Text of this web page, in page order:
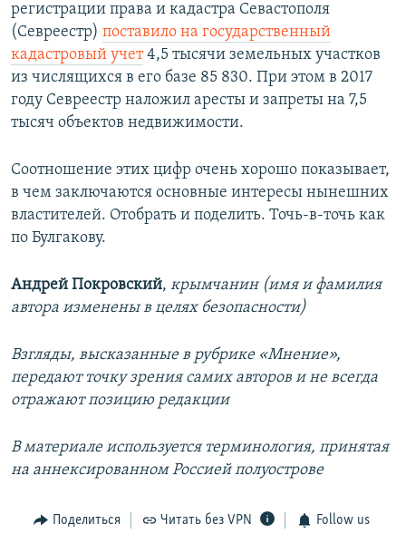
регистрации права и кадастра Севастополя
(Севреестр) поставило на государственный
кадастровый учет4,5 тысячи земельных участков
из числящихся в его базе 85 830. При этом в 2017
году Севреестр наложил аресты и запреты на 7,5
тысяч объектов недвижимости.
Соотношение этих цифр очень хорошо показывает,
в чем заключаются основные интересы нынешних
властителей. Отобрать и поделить. Точь-в-точь как
по Булгакову.
Андрей Покровский, крымчанин (имя и фамилия
автора изменены в целях безопасности)
Взгляды, высказанные в рубрике «Мнение»,
передают точку зрения самих авторов и не всегда
отражают позицию редакции
В материале используется терминология, принятая
на аннексированном Россией полуострове
Поделиться Читать без VPN Follow us